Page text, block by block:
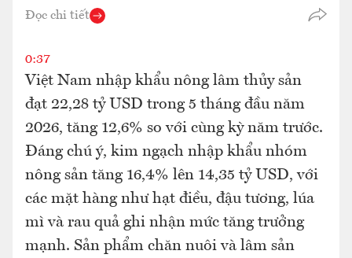
Đọc chi tiết
0:37
Việt Nam nhập khẩu nông lâm thủy sản
đạt 22,28 tỷ USD trong 5 tháng đầu năm
2026, tăng 12,6% so với cùng kỳ năm trước.
Đáng chú ý, kim ngạch nhập khẩu nhóm
nông sản tăng 16,4% lên 14,35 tỷ USD, với
các mặt hàng như hạt điều, đậu tương, lúa
mì và rau quả ghi nhận mức tăng trưởng
mạnh. Sản phẩm chăn nuôi và lâm sản